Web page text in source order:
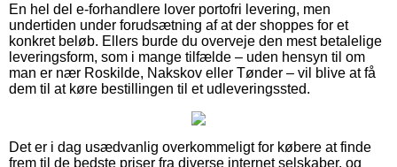
En hel del e-forhandlere lover portofri levering, men
undertiden under forudsætning af at der shoppes for et
konkret beløb. Ellers burde du overveje den mest betalelige
leveringsform, som i mange tilfælde – uden hensyn til om
man er nær Roskilde, Nakskov eller Tønder – vil blive at få
dem til at køre bestillingen til et udleveringssted.
Det er i dag usædvanlig overkommeligt for købere at finde
frem til de bedste priser fra diverse internet selskaber, og